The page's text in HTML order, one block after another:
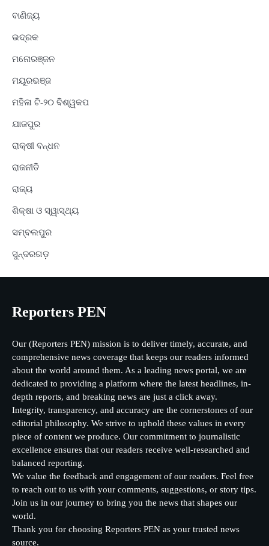
ବାଣିଜ୍ୟ
ଭଦ୍ରକ
ମନୋରଞ୍ଜନ
ମୟୂରଭଞ୍ଜ
ମହିଳା ଟି-୨୦ ବିଶ୍ୱକପ
ଯାଜପୁର
ରାକ୍ଷୀ ବନ୍ଧନ
ରାଜନୀତି
ରାଜ୍ୟ
ଶିକ୍ଷା ଓ ସ୍ୱାସ୍ଥ୍ୟ
ସମ୍ବଲପୁର
ସୁନ୍ଦରଗଡ଼
Reporters PEN
Our (Reporters PEN) mission is to deliver timely, accurate, and
comprehensive news coverage that keeps our readers informed
about the world around them. As a leading news portal, we are
dedicated to providing a platform where the latest headlines, in-
depth reports, and breaking news are just a click away.
Integrity, transparency, and accuracy are the cornerstones of our
editorial philosophy. We strive to uphold these values in every
piece of content we produce. Our commitment to journalistic
excellence ensures that our readers receive well-researched and
balanced reporting.
We value the feedback and engagement of our readers. Feel free
to reach out to us with your comments, suggestions, or story tips.
Join us in our journey to bring you the news that shapes our
world.
Thank you for choosing Reporters PEN as your trusted news
source.